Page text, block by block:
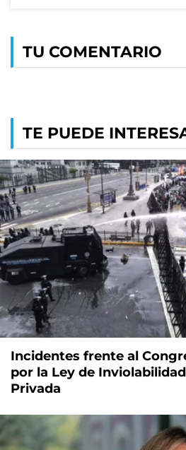
TU COMENTARIO
TE PUEDE
Incidentes frente al
por la Ley de
Privada